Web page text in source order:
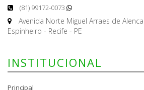
(81) 99172-0073
Avenida Norte Miguel Arraes de
Espinheiro - Recife - PE
INSTITUCIONAL
Principal